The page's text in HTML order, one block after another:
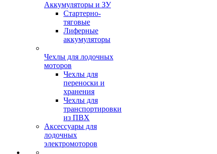
Аккумуляторы и ЗУ
Стартерно-
тяговые
Лиферные
аккумуляторы
Чехлы для лодочных
моторов
Чехлы для
переноски и
хранения
Чехлы для
транспортировки
из ПВХ
Аксессуары для
лодочных
электромоторов